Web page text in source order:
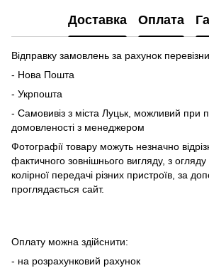
Доставка Оплата
Відправку замовлень за рахунок
- Нова Пошта
- Укрпошта
- Самовивіз з міста Луцьк, можливий при
домовленості з менеджером
Фотографії товару можуть незначно
фактичного зовнішнього вигляду, з огляду
колірної передачі різних пристроїв, за
проглядається сайт.
Оплату можна здійснити:
- на розрахунковий рахунок